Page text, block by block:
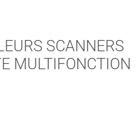
SCANNERS
MULTIFONCTION